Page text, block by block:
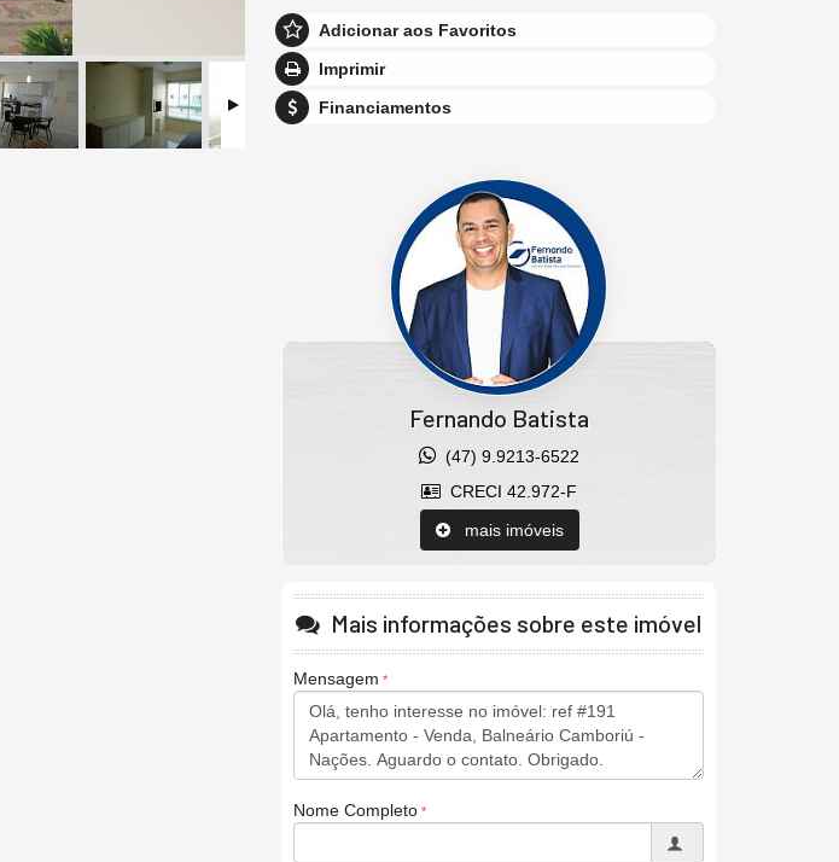
Adicionar aos Favoritos
Imprimir
Financiamentos
Fernando Batista
(47) 9.9213-6522
CRECI 42.972-F
mais imóveis
Mais informações sobre este imóvel
Mensagem
Nome Completo